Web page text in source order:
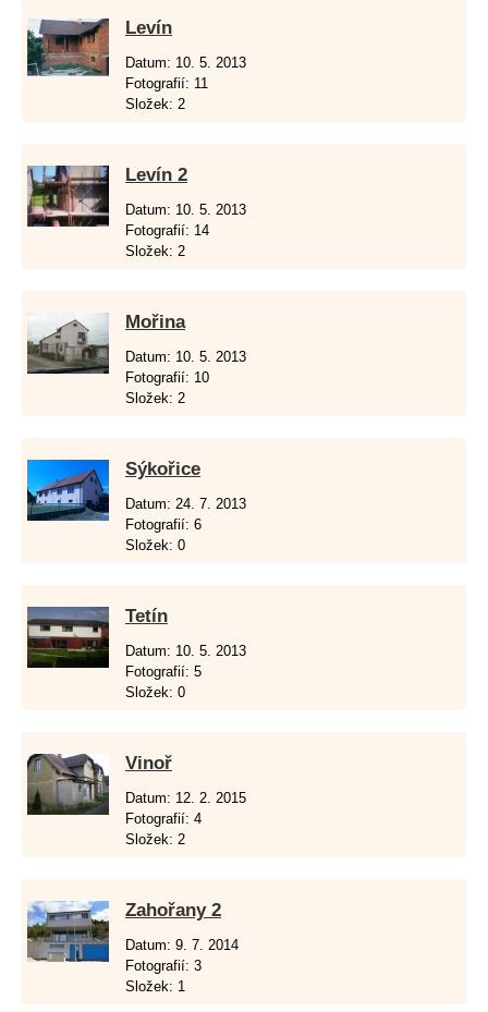
Levín
Datum: 10. 5. 2013
Fotografií: 11
Složek: 2
Levín 2
Datum: 10. 5. 2013
Fotografií: 14
Složek: 2
Mořina
Datum: 10. 5. 2013
Fotografií: 10
Složek: 2
Sýkořice
Datum: 24. 7. 2013
Fotografií: 6
Složek: 0
Tetín
Datum: 10. 5. 2013
Fotografií: 5
Složek: 0
Vinoř
Datum: 12. 2. 2015
Fotografií: 4
Složek: 2
Zahořany 2
Datum: 9. 7. 2014
Fotografií: 3
Složek: 1